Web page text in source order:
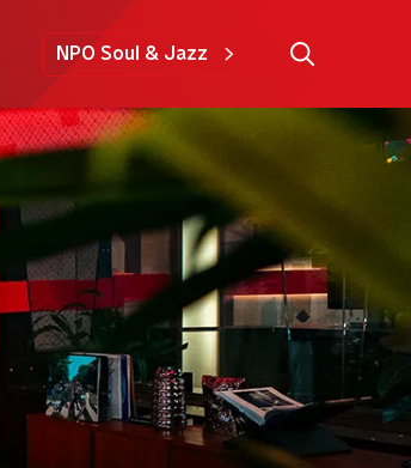
NPO Soul & Jazz